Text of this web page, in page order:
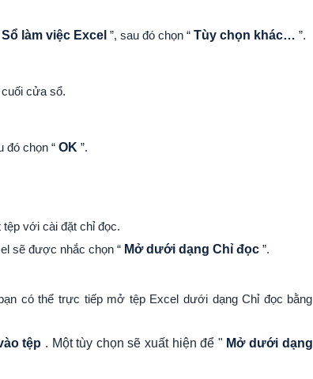
Sổ làm việc Excel ”, sau đó chọn “ Tùy chọn khác… ”.
cuối cửa sổ.
đó chọn “ OK ”.
tệp với cài đặt chỉ đọc.
sẽ được nhắc chọn “ Mở dưới dạng Chỉ đọc”.
có thể trực tiếp mở tệp Excel dưới dạng Chỉ đọc bằng
tệp . Một tùy chọn sẽ xuất hiện để " Mở dưới dạng